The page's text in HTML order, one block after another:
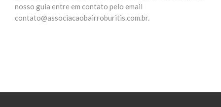
nosso guia entre em contato pelo email
contato@associacaobairroburitis.com.br.